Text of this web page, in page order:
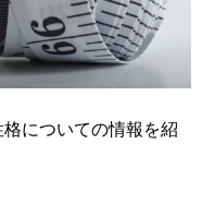
についての情報を紹